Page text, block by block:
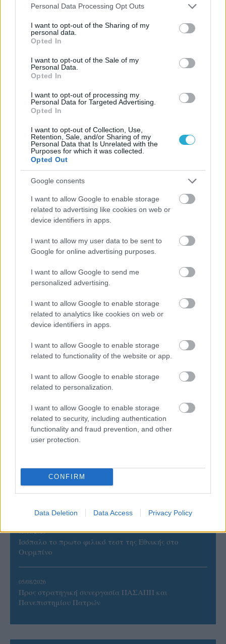
Please note that this website/app uses one or more Google
not limited to your visit or usage behaviour. You may click to
grant or deny consent to Google and its third-party tags to
use your data for below specified purposes in below Google
consent section.
Personal Data Processing Opt Outs
I want to opt-out of the Sharing of my
personal data.
Opted In
I want to opt-out of the Sale of my
Personal Data.
Opted In
I want to opt-out of processing my
Personal Data for Targeted Advertising.
Opted In
I want to opt-out of Collection, Use,
Retention, Sale, and/or Sharing of my
Personal Data that Is Unrelated with the
Purposes for which it was collected.
Opted Out
Google consents
I want to allow Google to enable storage
related to advertising like cookies on web or
device identifiers in apps.
I want to allow my user data to be sent to
Google for online advertising purposes.
I want to allow Google to send me
personalized advertising.
I want to allow Google to enable storage
related to analytics like cookies on web or
device identifiers in apps.
I want to allow Google to enable storage
related to functionality of the website or app.
I want to allow Google to enable storage
related to personalization.
I want to allow Google to enable storage
related to security, including authentication
functionality and fraud prevention, and other
user protection.
CONFIRM
Data Deletion Data Access Privacy Policy
ΡΟΗ ΕΙΔΗΣΕΩΝ
07/08/2026
«Αντίο» με ήττα για τις διεθνείς μας στο τουρνουά του
Ουρμπίνο
06/08/2026
Το πάλεψε μέχρι τέλους η Εθνική γυναικών κόντρα
06/08/2026
Η FIVB σχεδιάζει να διοργανώσει το Παγκόσμιο
Έτοιμη για… υψηλές πτήσεις η Μπενφίκα του Ψάρρα
05/08/2026
Ισόπαλο το πρωτο φιλικό τεστ της Εθνικής στο
Ουρμπίνο
05/08/2026
Προς στρατηγική συνεργασία ΠΑΣΑΠΠ και
Πανεπιστημίου Πατρών